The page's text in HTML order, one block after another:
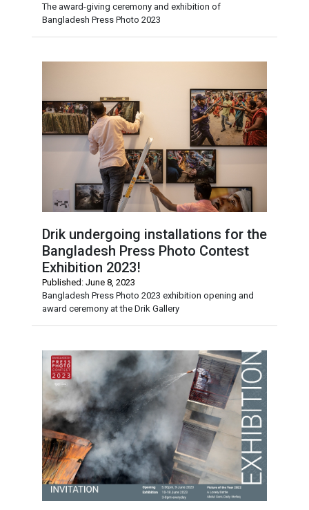
The award-giving ceremony and exhibition of
Bangladesh Press Photo 2023
Drik undergoing installations for the
Bangladesh Press Photo Contest
Exhibition 2023!
Published: June 8, 2023
Bangladesh Press Photo 2023 exhibition opening and
award ceremony at the Drik Gallery